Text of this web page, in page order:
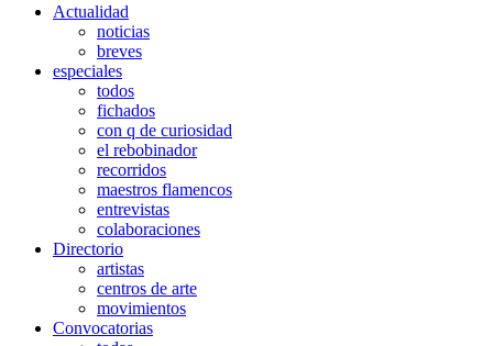
Actualidad
noticias
breves
especiales
todos
fichados
con q de curiosidad
el rebobinador
recorridos
maestros flamencos
entrevistas
colaboraciones
Directorio
artistas
centros de arte
movimientos
Convocatorias